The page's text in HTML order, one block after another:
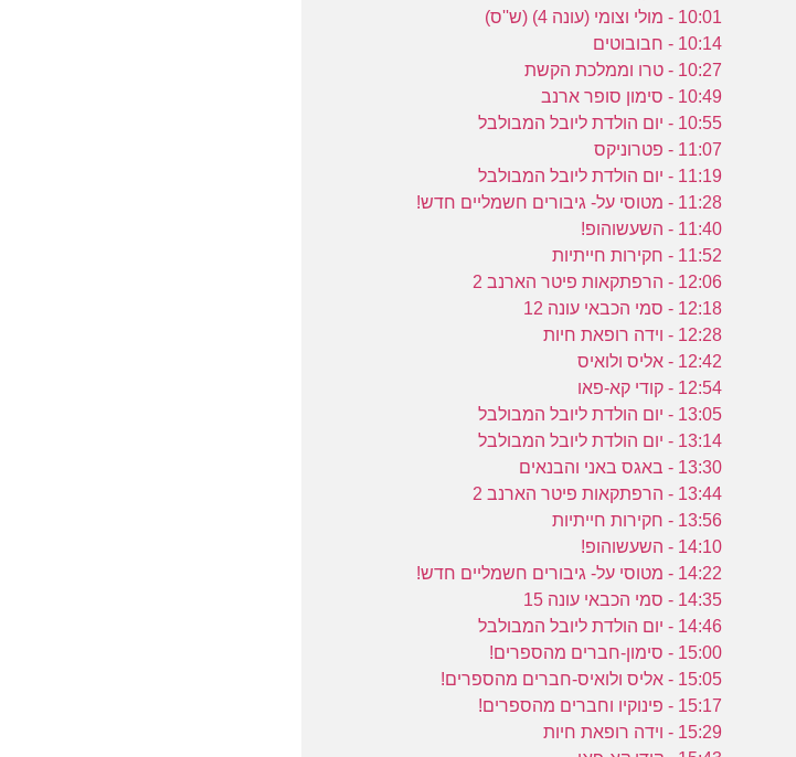
10:01 - מולי וצומי (עונה 4) (ש''ס)
10:14 - חבובוטים
10:27 - טרו וממלכת הקשת
10:49 - סימון סופר ארנב
10:55 - יום הולדת ליובל המבולבל
11:07 - פטרוניקס
11:19 - יום הולדת ליובל המבולבל
11:28 - מטוסי על- גיבורים חשמליים חדש!
11:40 - השעשוהופ!
11:52 - חקירות חייתיות
12:06 - הרפתקאות פיטר הארנב 2
12:18 - סמי הכבאי עונה 12
12:28 - וידה רופאת חיות
12:42 - אליס ולואיס
12:54 - קודי קא-פאו
13:05 - יום הולדת ליובל המבולבל
13:14 - יום הולדת ליובל המבולבל
13:30 - באגס באני והבנאים
13:44 - הרפתקאות פיטר הארנב 2
13:56 - חקירות חייתיות
14:10 - השעשוהופ!
14:22 - מטוסי על- גיבורים חשמליים חדש!
14:35 - סמי הכבאי עונה 15
14:46 - יום הולדת ליובל המבולבל
15:00 - סימון-חברים מהספרים!
15:05 - אליס ולואיס-חברים מהספרים!
15:17 - פינוקיו וחברים מהספרים!
15:29 - וידה רופאת חיות